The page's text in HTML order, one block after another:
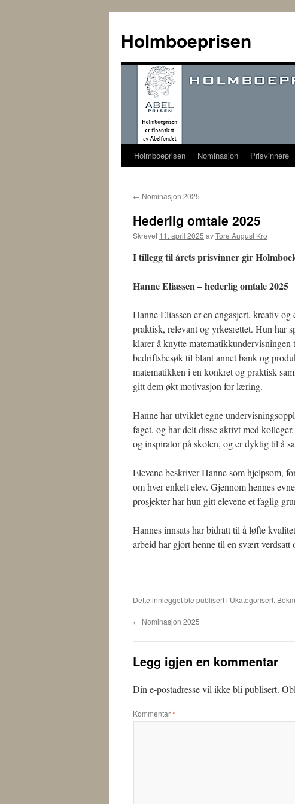
innhold
Holmboeprisen
Holmboeprisen Nominasjon Prisvinnere
← Nominasjon 2025
Hederlig omtale 2025
Skrevet 11. april 2025 avTore August Kro
I tillegg til årets prisvinner gir
Hanne Eliassen – hederlig omtale 2025
Hanne Eliassen er en engasjert, kreativ
praktisk, relevant og yrkesrettet. Hun har
klarer å knytte
bedriftsbesøk til blant annet bank og
matematikken i en konkret og praktisk
gitt dem økt motivasjon for læring.
Hanne har utviklet egne
faget, og har delt disse aktivt med
og inspirator på skolen, og er dyktig til å
Elevene beskriver Hanne som hjelpsom,
om hver enkelt elev. Gjennom hennes
prosjekter har hun gitt elevene et faglig
Hannes innsats har bidratt til å løfte
arbeid har gjort henne til en svært
Dette innlegget ble publisert i Ukategorisert.
← Nominasjon 2025
Legg igjen en kommentar
Din e-postadresse vil ikke bli publisert.
Kommentar*